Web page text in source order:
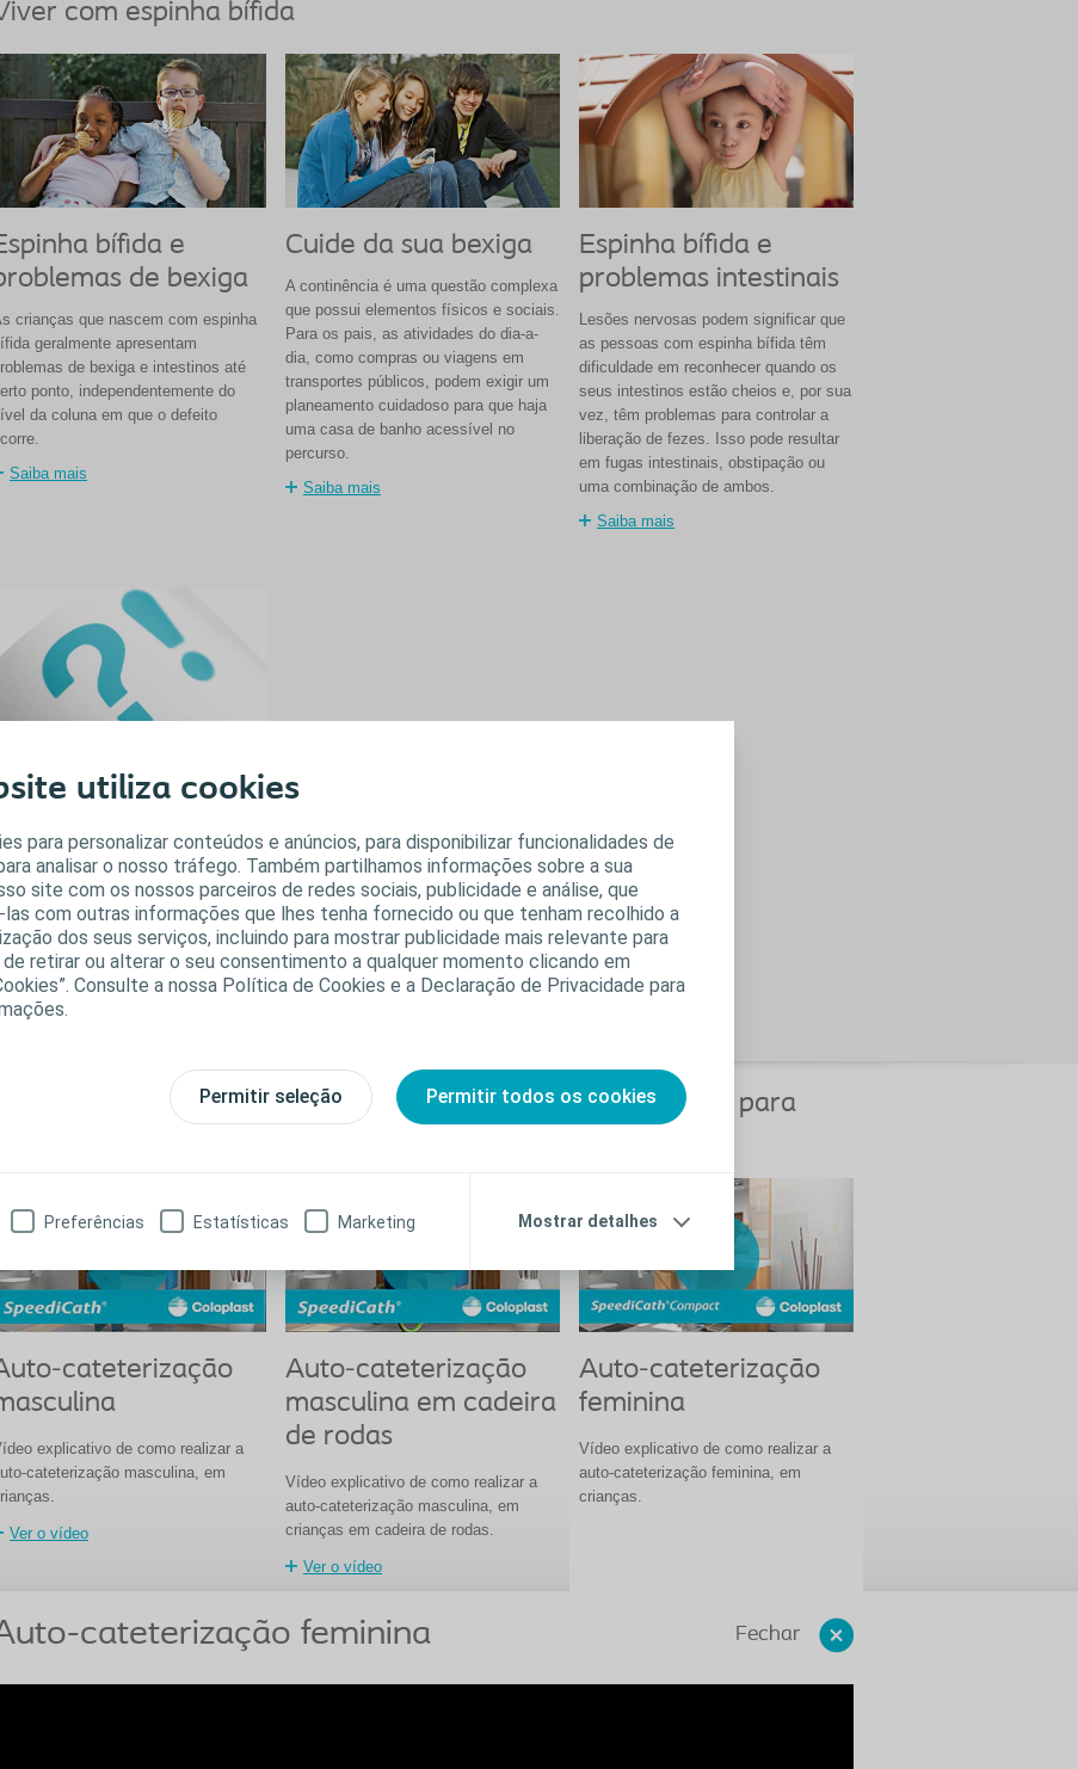
utiliza cookies
para personalizar conteúdos e anúncios, para disponibilizar funcionalidades de
analisar o nosso tráfego. Também partilhamos informações sobre a sua
site com os nossos parceiros de redes sociais, publicidade e análise, que
com outras informações que lhes tenha fornecido ou que tenham recolhido a
dos seus serviços, incluindo para mostrar publicidade mais relevante para
retirar ou alterar o seu consentimento a qualquer momento clicando em
Consulte a nossa Política de Cookies e a Declaração de Privacidade para
Permitir seleção Permitir todos os cookies
Preferências Estatísticas Marketing Mostrar detalhes
com espinha bífida
bífida e
de bexiga
crianças que nascem com espinha
geralmente apresentam
de bexiga e intestinos até
ponto, independentemente do
da coluna em que o defeito
Saiba mais
Cuide da sua bexiga
A continência é uma questão complexa
que possui elementos físicos e sociais.
Para os pais, as atividades do dia-a-
dia, como compras ou viagens em
transportes públicos, podem exigir um
planeamento cuidadoso para que haja
uma casa de banho acessível no
percurso.
Saiba mais
Espinha bífida e
problemas intestinais
Lesões nervosas podem significar que
as pessoas com espinha bífida têm
dificuldade em reconhecer quando os
seus intestinos estão cheios e, por sua
vez, têm problemas para controlar a
liberação de fezes. Isso pode resultar
em fugas intestinais, obstipação ou
uma combinação de ambos.
Saiba mais
respostas para as perguntas
frequentes sobre espinha bífida e
relacionadas com a gestão
bexiga nas crianças.
Saiba mais
Guias explicativos sobre como realizar a auto-cateterização para
cateterização
explicativo de como realizar a
cateterização masculina, em
Ver o vídeo
Auto-cateterização
masculina em cadeira
de rodas
Vídeo explicativo de como realizar a
auto-cateterização masculina, em
crianças em cadeira de rodas.
Ver o vídeo
Auto-cateterização
feminina
Vídeo explicativo de como realizar a
auto-cateterização feminina, em
crianças.
Fechar
cateterização feminina